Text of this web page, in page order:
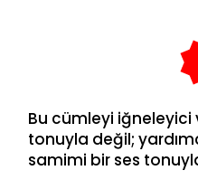
Bu cümleyi iğneleyici
tonuyla değil;
samimi bir ses